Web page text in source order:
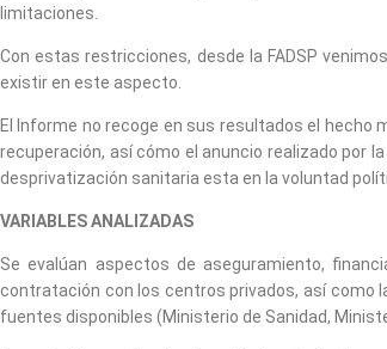
limitaciones.
Con estas restricciones, desde la FADSP
existir en este aspecto.
El Informe no recoge en sus resultados el hecho
recuperación, así cómo el anuncio realizado por
desprivatización sanitaria esta en la voluntad
VARIABLES ANALIZADAS
Se evalúan aspectos de aseguramiento,
contratación con los centros privados, así como
fuentes disponibles (Ministerio de Sanidad,